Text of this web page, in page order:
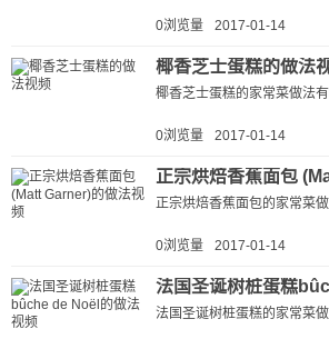
0浏览量 2017-01-14
椰香芝士蛋糕的做法
椰香芝士蛋糕的家常菜做法
0浏览量 2017-01-14
正宗烘焙香蕉面包
正宗烘焙香蕉面包的家常菜
0浏览量 2017-01-14
法国圣诞树桩蛋糕
法国圣诞树桩蛋糕的家常菜